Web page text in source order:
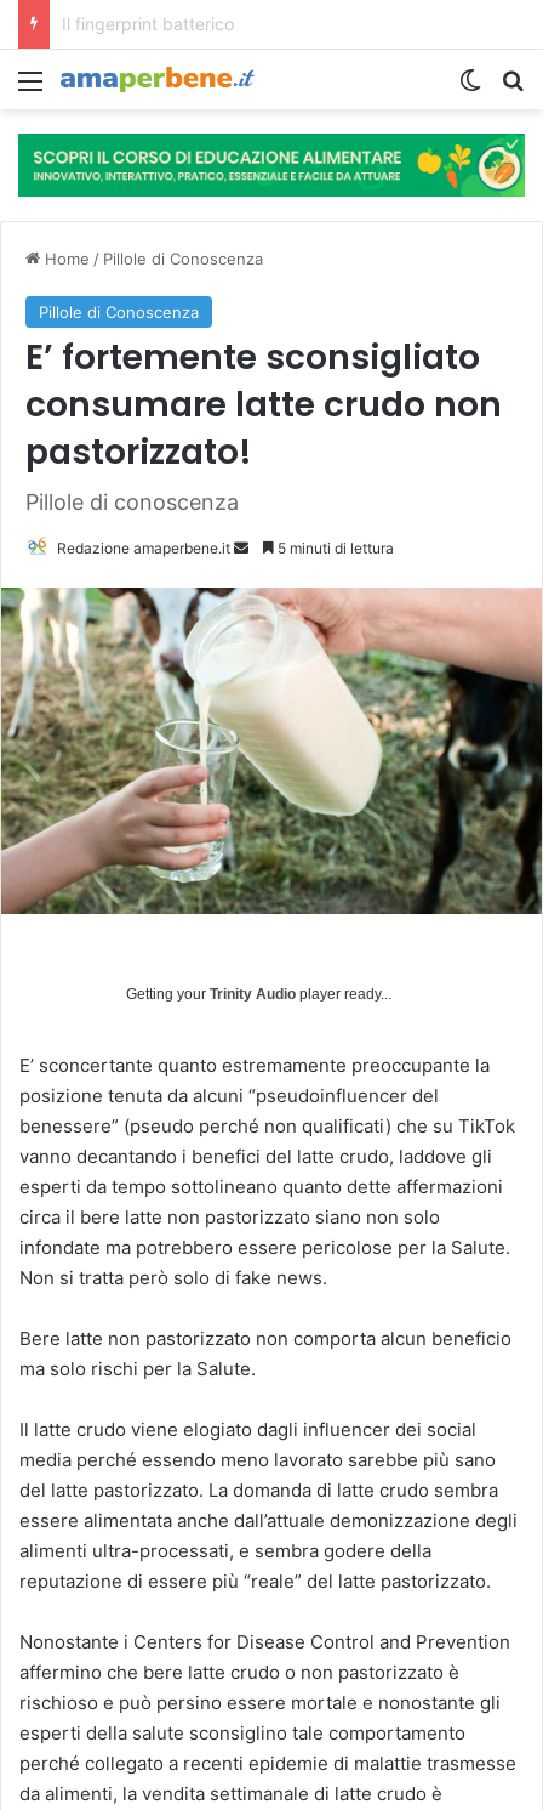
Menu
Home / Pillole di Conoscenza
Pillole di Conoscenza
E’ fortemente sconsigliato
consumare latte crudo non
pastorizzato!
Pillole di conoscenza
Redazione amaperbene.it
v
'
e
m
a
i
l
5 minuti di lettura
Getting your Trinity Audio player ready...
E’ sconcertante quanto estremamente preoccupante la
posizione tenuta da alcuni “pseudoinfluencer del
benessere” (pseudo perché non qualificati) che su TikTok
vanno decantando i benefici del latte crudo, laddove gli
esperti da tempo sottolineano quanto dette affermazioni
circa il bere latte non pastorizzato siano non solo
infondate ma potrebbero essere pericolose per la Salute.
Non si tratta però solo di fake news.
Bere latte non pastorizzato non comporta alcun beneficio
ma solo rischi per la Salute.
Il latte crudo viene elogiato dagli influencer dei social
media perché essendo meno lavorato sarebbe più sano
del latte pastorizzato. La domanda di latte crudo sembra
essere alimentata anche dall’attuale demonizzazione degli
alimenti ultra-processati, e sembra godere della
reputazione di essere più “reale” del latte pastorizzato.
Nonostante i Centers for Disease Control and Prevention
affermino che bere latte crudo o non pastorizzato è
rischioso e può persino essere mortale e nonostante gli
esperti della salute sconsiglino tale comportamento
perché collegato a recenti epidemie di malattie trasmesse
da alimenti, la vendita settimanale di latte crudo è